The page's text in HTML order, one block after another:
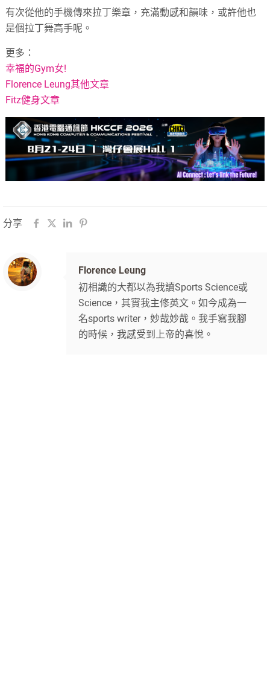
有次從他的手機傳來拉丁樂章，充滿動感和韻味，或許他也
是個拉丁舞高手呢。
更多：
幸福的Gym女!
Florence Leung其他文章
Fitz健身文章
分享
Florence Leung
初相識的大都以為我讀Sports Science或
Science，其實我主修英文。如今成為一
名sports writer，妙哉妙哉。我手寫我腳
的時候，我感受到上帝的喜悅。